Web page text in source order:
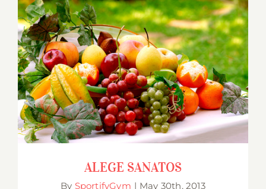
ALEGE SANATOS
ALEGE SANATOS
By SportifyGym | May 30th, 2013